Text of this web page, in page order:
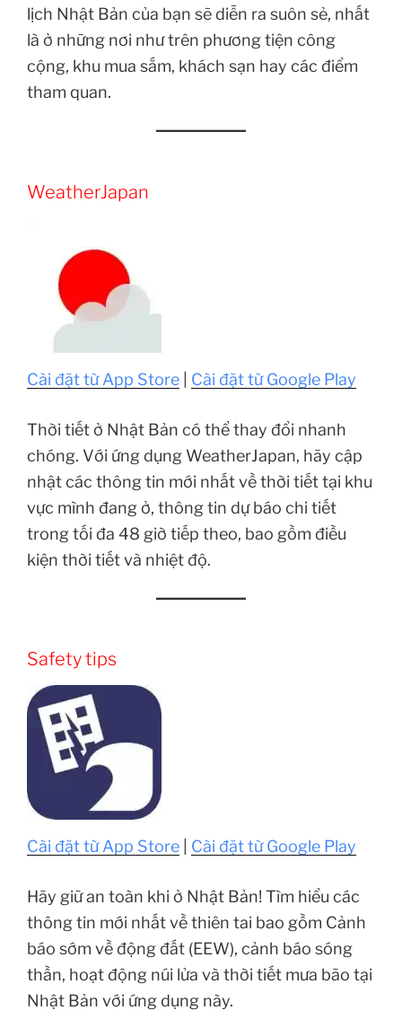
lịch Nhật Bản của bạn sẽ diễn ra suôn sẻ, nhất
là ở những nơi như trên phương tiện công
cộng, khu mua sắm, khách sạn hay các điểm
tham quan.
WeatherJapan
Cài đặt từ App Store Cài đặt từ Google Play
Thời tiết ở Nhật Bản có thể thay đổi nhanh
chóng. Với ứng dụng WeatherJapan, hãy cập
nhật các thông tin mới nhất về thời tiết tại khu
vực mình đang ở, thông tin dự báo chi tiết
trong tối đa 48 giờ tiếp theo, bao gồm điều
kiện thời tiết và nhiệt độ.
Safety tips
Cài đặt từ App Store Cài đặt từ Google Play
Hãy giữ an toàn khi ở Nhật Bản! Tìm hiểu các
thông tin mới nhất về thiên tai bao gồm Cảnh
báo sớm về động đất (EEW), cảnh báo sóng
thần, hoạt động núi lửa và thời tiết mưa bão tại
Nhật Bản với ứng dụng này.